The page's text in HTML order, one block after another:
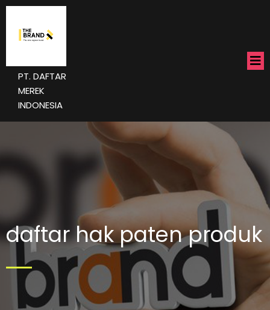
PT. DAFTAR
MEREK
INDONESIA
daftar hak paten produk